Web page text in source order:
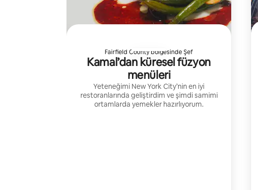
Fairfield County bölgesinde Şef
Kamal’dan küresel füzyon
menüleri
Yeteneğimi New York City’nin en iyi
restoranlarında geliştirdim ve şimdi samimi
ortamlarda yemekler hazırlıyorum.